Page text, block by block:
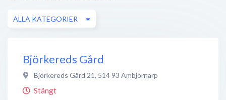
ALLA KATEGORIER
Björkereds Gård
Björkereds Gård 21, 514 93 Ambjörnarp
Stängt